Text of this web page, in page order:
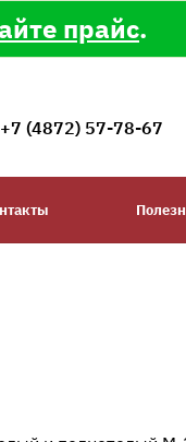
прайс.
+7 (4872) 57-78-67